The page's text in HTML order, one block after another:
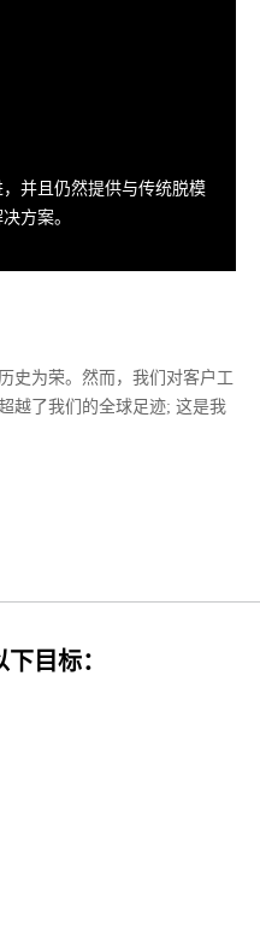
并且仍然提供与传统脱模
方案。
史为荣。然而，我们对客户工
越了我们的全球足迹; 这是我
目标：